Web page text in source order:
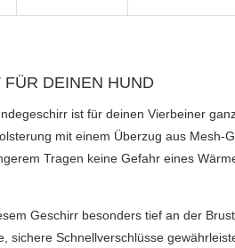
DEINEN HUND
ist für deinen Vierbeiner
mit einem Überzug aus Mesh-
Tragen keine Gefahr eines
Geschirr besonders tief an der
sichere Schnellverschlüsse